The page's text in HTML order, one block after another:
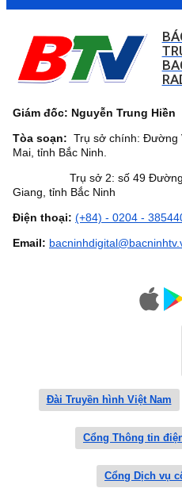
Giám đốc: Nguyễn Trung Hiền
Tòa soạn: Trụ sở chính: Đường
Mai, tỉnh Bắc Ninh.
Trụ sở 2: số 49 Đường
Giang, tỉnh Bắc Ninh
Điện thoại: (+84) - 0204 -
Email:
Đài Truyền hình Việt Nam
Cổng Thông tin
Cổng Dịch vụ